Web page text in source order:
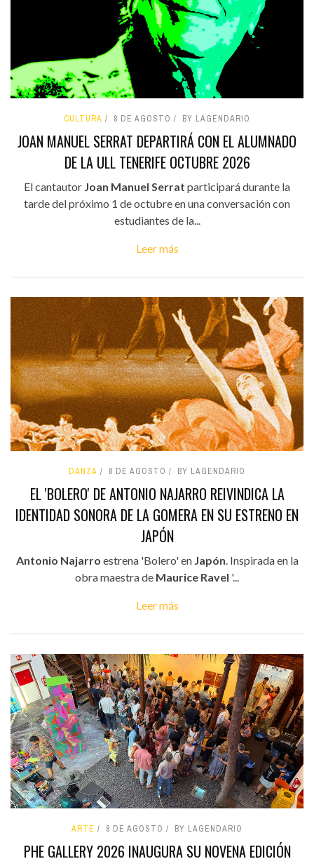
CULTURA 8 DE AGOSTO BY LAGENDARIO
JOAN MANUEL SERRAT DEPARTIRÁ CON EL ALUMNADO
DE LA ULL TENERIFE OCTUBRE 2026
El cantautor Joan Manuel Serrat participará durante la
tarde del próximo 1 de octubre en una conversación con
estudiantes de la...
Leer más
DANZA 8 DE AGOSTO BY LAGENDARIO
EL 'BOLERO' DE ANTONIO NAJARRO REIVINDICA LA
IDENTIDAD SONORA DE LA GOMERA EN SU ESTRENO EN
JAPÓN
Antonio Najarro estrena 'Bolero' en Japón. Inspirada en la
obra maestra de Maurice Ravel '...
Leer más
ARTE 8 DE AGOSTO BY LAGENDARIO
PHE GALLERY 2026 INAUGURA SU NOVENA EDICIÓN